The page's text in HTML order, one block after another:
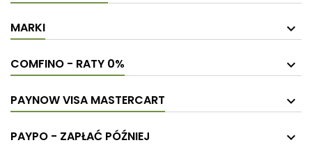
MARKI
COMFINO - RATY 0%
PAYNOW VISA MASTERCART
PAYPO - ZAPŁAĆ PÓŹNIEJ